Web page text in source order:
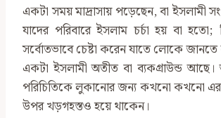
একটা সময় মাদ্রাসায় পড়েছেন, বা ইসলামী
যাদের পরিবারে ইসলাম চর্চা হয় বা হতো;
সর্বোতভাবে চেষ্টা করেন যাতে লোকে জানতে
একটা ইসলামী অতীত বা ব্যকগ্রাউন্ড
পরিচিতিকে লুকানোর জন্য কখনো কখনো
উপর খড়গহস্তও হয়ে থাকেন।